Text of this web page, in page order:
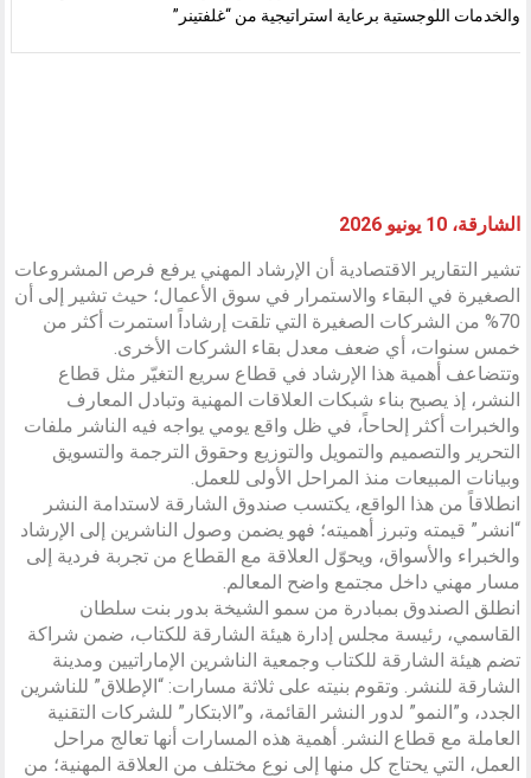
والخدمات اللوجستية برعاية استراتيجية من “غلفتينر”
الشارقة، 10 يونيو 2026
تشير التقارير الاقتصادية أن الإرشاد المهني يرفع فرص المشروعات
الصغيرة في البقاء والاستمرار في سوق الأعمال؛ حيث تشير إلى أن
70% من الشركات الصغيرة التي تلقت إرشاداً استمرت أكثر من
خمس سنوات، أي ضعف معدل بقاء الشركات الأخرى.
وتتضاعف أهمية هذا الإرشاد في قطاع سريع التغيّر مثل قطاع
النشر، إذ يصبح بناء شبكات العلاقات المهنية وتبادل المعارف
والخبرات أكثر إلحاحاً، في ظل واقع يومي يواجه فيه الناشر ملفات
التحرير والتصميم والتمويل والتوزيع وحقوق الترجمة والتسويق
وبيانات المبيعات منذ المراحل الأولى للعمل.
انطلاقاً من هذا الواقع، يكتسب صندوق الشارقة لاستدامة النشر
“انشر” قيمته وتبرز أهميته؛ فهو يضمن وصول الناشرين إلى الإرشاد
والخبراء والأسواق، ويحوّل العلاقة مع القطاع من تجربة فردية إلى
مسار مهني داخل مجتمع واضح المعالم.
انطلق الصندوق بمبادرة من سمو الشيخة بدور بنت سلطان
القاسمي، رئيسة مجلس إدارة هيئة الشارقة للكتاب، ضمن شراكة
تضم هيئة الشارقة للكتاب وجمعية الناشرين الإماراتيين ومدينة
الشارقة للنشر. وتقوم بنيته على ثلاثة مسارات: “الإطلاق” للناشرين
الجدد، و”النمو” لدور النشر القائمة، و”الابتكار” للشركات التقنية
العاملة مع قطاع النشر. أهمية هذه المسارات أنها تعالج مراحل
العمل، التي يحتاج كل منها إلى نوع مختلف من العلاقة المهنية؛ من